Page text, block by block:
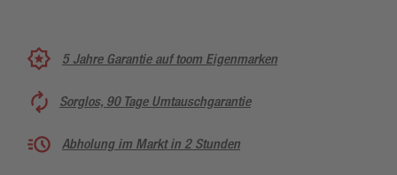
5 Jahre Garantie auf toom Eigenmarken
Sorglos, 90 Tage Umtauschgarantie
Abholung im Markt in 2 Stunden